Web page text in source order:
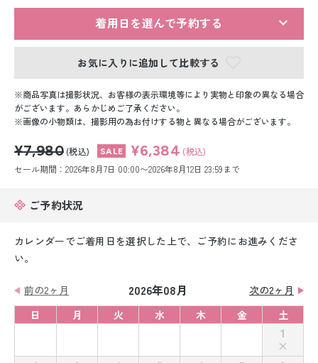
ベビー洋装レンタル
紋付袴レンタル
留袖レンタル
男性礼装レンタル
スーツレンタル
白無垢&紋付袴レンタル
引き振袖レンタル
着用日を選んで予約する
お気に入りに追加して比較する
商品写真は撮影状況、お客様の表示環境等により実物と印象の異なる場合
がございます。あらかじめご了承ください。
画像の小物類は、撮影用の為お付けする物と異なる場合がございます。
¥7,980 (税込) ¥6,384 (税込)
セール期間：2026年8月7日 00:00〜2026年8月12日 23:59まで
ご予約状況
カレンダーでご着用日を選択した上で、ご予約にお進みくださ
い。
前の2ヶ月 2026年08月
次の2ヶ月
日
月 火 水 木 金 土
1